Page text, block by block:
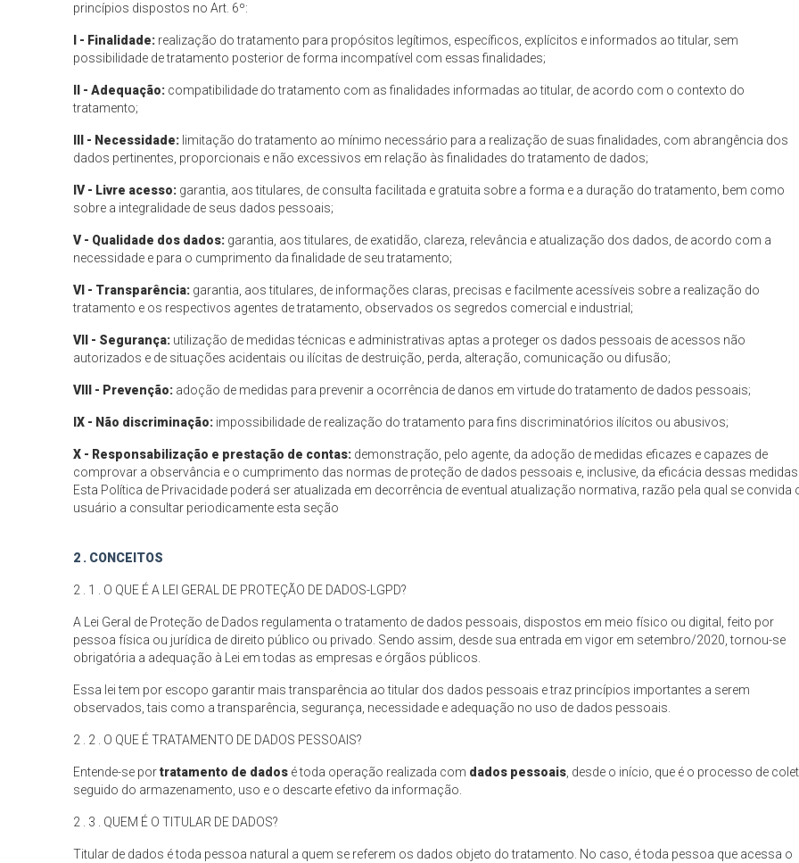
princípios dispostos no Art. 6º:
I - Finalidade: realização do tratamento para propósitos legítimos, específicos, explícitos e informados ao titular, sem
possibilidade de tratamento posterior de forma incompatível com essas finalidades;
II - Adequação: compatibilidade do tratamento com as finalidades informadas ao titular, de acordo com o contexto do
tratamento;
III - Necessidade: limitação do tratamento ao mínimo necessário para a realização de suas finalidades, com abrangência dos
dados pertinentes, proporcionais e não excessivos em relação às finalidades do tratamento de dados;
IV - Livre acesso: garantia, aos titulares, de consulta facilitada e gratuita sobre a forma e a duração do tratamento, bem como
sobre a integralidade de seus dados pessoais;
V - Qualidade dos dados: garantia, aos titulares, de exatidão, clareza, relevância e atualização dos dados, de acordo com a
necessidade e para o cumprimento da finalidade de seu tratamento;
VI - Transparência: garantia, aos titulares, de informações claras, precisas e facilmente acessíveis sobre a realização do
tratamento e os respectivos agentes de tratamento, observados os segredos comercial e industrial;
VII - Segurança: utilização de medidas técnicas e administrativas aptas a proteger os dados pessoais de acessos não
autorizados e de situações acidentais ou ilícitas de destruição, perda, alteração, comunicação ou difusão;
VIII - Prevenção: adoção de medidas para prevenir a ocorrência de danos em virtude do tratamento de dados pessoais;
IX - Não discriminação: impossibilidade de realização do tratamento para fins discriminatórios ilícitos ou abusivos;
X - Responsabilização e prestação de contas: demonstração, pelo agente, da adoção de medidas eficazes e capazes de
comprovar a observância e o cumprimento das normas de proteção de dados pessoais e, inclusive, da eficácia dessas
Esta Política de Privacidade poderá ser atualizada em decorrência de eventual atualização normativa, razão pela qual se convida
usuário a consultar periodicamente esta seção
2 . CONCEITOS
2 . 1 . O QUE É A LEI GERAL DE PROTEÇÃO DE DADOS-LGPD?
A Lei Geral de Proteção de Dados regulamenta o tratamento de dados pessoais, dispostos em meio físico ou digital, feito por
pessoa física ou jurídica de direito público ou privado. Sendo assim, desde sua entrada em vigor em setembro/2020, tornou-se
obrigatória a adequação à Lei em todas as empresas e órgãos públicos.
Essa lei tem por escopo garantir mais transparência ao titular dos dados pessoais e traz princípios importantes a serem
observados, tais como a transparência, segurança, necessidade e adequação no uso de dados pessoais.
2 . 2 . O QUE É TRATAMENTO DE DADOS PESSOAIS?
Entende-se portratamento de dados é toda operação realizada com dados pessoais , desde o início, que é o processo de
seguido do armazenamento, uso e o descarte efetivo da informação.
2 . 3 . QUEM É O TITULAR DE DADOS?
Titular de dados é toda pessoa natural a quem se referem os dados objeto do tratamento. No caso, é toda pessoa que acessa o